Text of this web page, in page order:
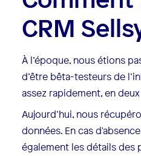
CRM
À l’époque, nous étions
d’être bêta-testeurs de
assez rapidement, en
Aujourd’hui, nous
données. En cas
également les détails des